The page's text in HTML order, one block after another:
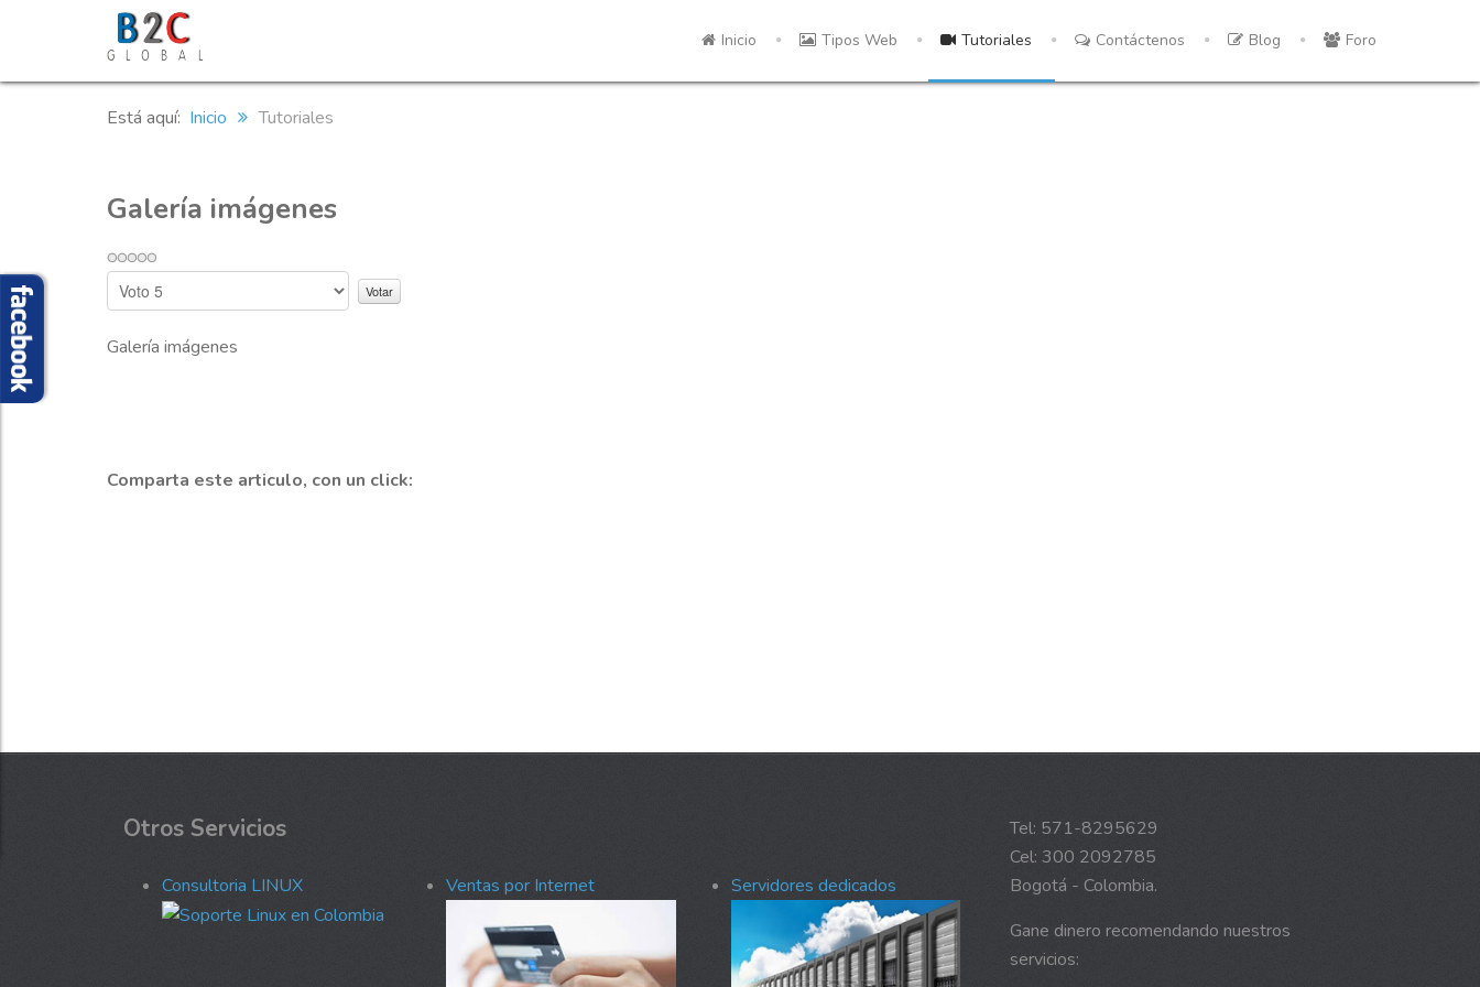
Inicio Tipos Web Tutoriales Contáctenos Blog Foro
Está aquí: Inicio Tutoriales
Galería imágenes
Galería imágenes
Comparta este articulo, con un click:
Otros Servicios
Consultoria LINUX Ventas por Internet Servidores dedicados
Tel: 571-8295629
Cel: 300 2092785
Bogotá - Colombia.
Gane dinero recomendando nuestros
servicios: